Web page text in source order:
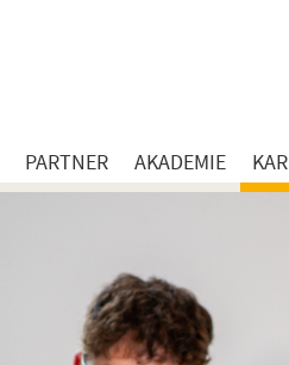
PARTNER AKADEMIE